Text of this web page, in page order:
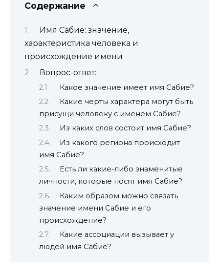
Содержание
Имя Сабие: значение,
характеристика человека и
происхождение имени
Вопрос-ответ:
Какое значение имеет имя Сабие?
Какие черты характера могут быть
присущи человеку с именем Сабие?
Из каких слов состоит имя Сабие?
Из какого региона происходит
имя Сабие?
Есть ли какие-либо знаменитые
личности, которые носят имя Сабие?
Каким образом можно связать
значение имени Сабие и его
происхождение?
Какие ассоциации вызывает у
людей имя Сабие?